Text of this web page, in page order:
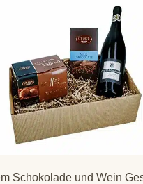
Schokolade und Wein